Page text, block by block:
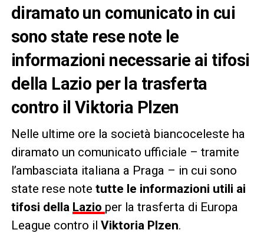
diramato un comunicato in cui
sono state rese note le
informazioni necessarie ai tifosi
della Lazio per la trasferta
contro il Viktoria Plzen
Nelle ultime ore la società biancoceleste ha
diramato un comunicato ufficiale – tramite
l’ambasciata italiana a Praga – in cui sono
state rese note tutte le informazioni utili ai
tifosi della Lazio per la trasferta di Europa
League contro il Viktoria Plzen.